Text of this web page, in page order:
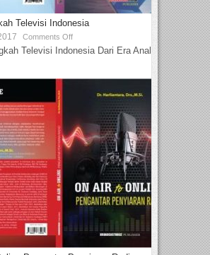
Televisi Indonesia
Comments Off
Televisi Indonesia Dari Era Analog